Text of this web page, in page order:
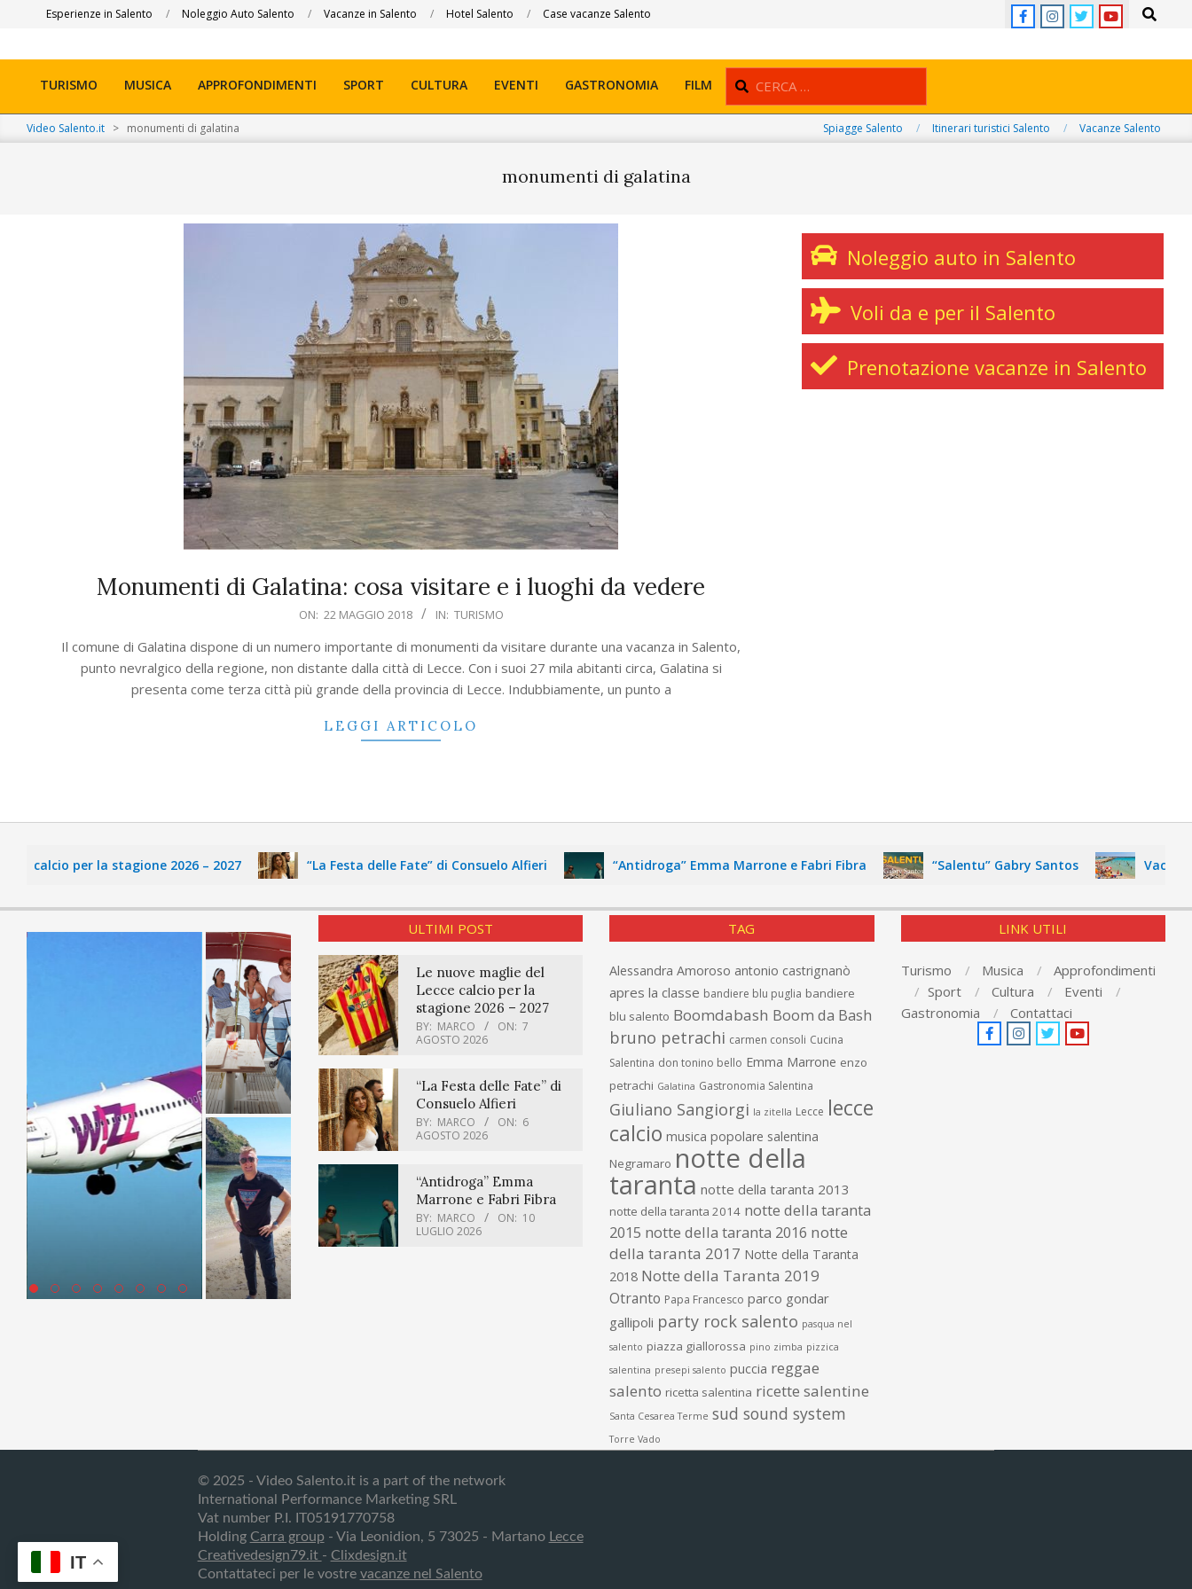
Esperienze in Salento Noleggio Auto Salento Vacanze in Salento Hotel Salento Case vacanze Salento Search
Navigation
Menu
TURISMO MUSICA APPROFONDIMENTI SPORT CULTURA EVENTI GASTRONOMIA FILM Search
Video Salento.it > monumenti di galatina Spiagge Salento Itinerari turistici Salento Vacanze Salento
monumenti di galatina
Monumenti di Galatina: cosa visitare e i luoghi da vedere
22
ON: 22 MAGGIO 2018 IN: TURISMO
Il comune di Galatina dispone di un numero importante di monumenti da visitare durante una vacanza in Salento,
punto nevralgico della regione, non distante dalla città di Lecce. Con i suoi 27 mila abitanti circa, Galatina si
presenta come terza città più grande della provincia di Lecce. Indubbiamente, un punto a
LEGGI ARTICOLO
Noleggio auto in Salento
Voli da e per il Salento
Prenotazione vacanze in Salento
calcio per la stagione 2026 – 2027 “La Festa delle Fate” di Consuelo Alfieri “Antidroga” Emma Marrone e Fabri Fibra “Salentu” Gabry Santos Vacanza
ULTIMI POST
Le nuove maglie del
Lecce calcio per la
stagione 2026 – 2027
BY: MARCO ON: 7
AGOSTO 2026
“La Festa delle Fate” di
Consuelo Alfieri
BY: MARCO ON: 6
AGOSTO 2026
“Antidroga” Emma
Marrone e Fabri Fibra
BY: MARCO ON: 10
LUGLIO 2026
TAG
Alessandra Amoroso antonio castrignanò
apres la classe bandiere blu puglia bandiere
blu salento Boomdabash Boom da Bash
bruno petrachi carmen consoli Cucina
Salentina don tonino bello Emma Marrone enzo
petrachi Galatina Gastronomia Salentina
Giuliano Sangiorgi la zitella Lecce lecce
calcio musica popolare salentina
Negramaro notte della
taranta notte della taranta 2013
notte della taranta 2014 notte della taranta
2015 notte della taranta 2016 notte
della taranta 2017 Notte della Taranta
2018 Notte della Taranta 2019
Otranto Papa Francesco parco gondar
gallipoli party rock salento pasqua nel
salento piazza giallorossa pino zimba pizzica
salentina presepi salento puccia reggae
salento ricetta salentina ricette salentine
Santa Cesarea Terme sud sound system
Torre Vado
LINK UTILI
Turismo Musica
Approfondimenti
Sport
Cultura
Eventi
Gastronomia
Contattaci
© 2025 - Video Salento.it is a part of the network
International Performance Marketing SRL
Vat number P.I. IT05191770758
Holding Carra group - Via Leonidion, 5 73025 - Martano Lecce
Creativedesign79.it - Clixdesign.it
Contattateci per le vostre vacanze nel Salento
IT